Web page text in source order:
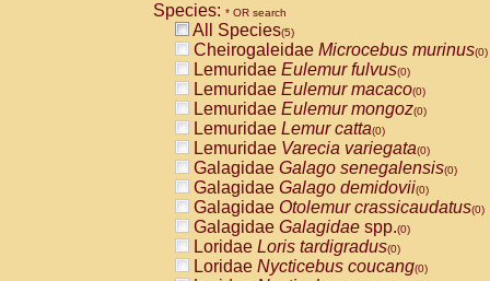
Species: * OR search
All Species(5)
Cheirogaleidae Microcebus murinus(0)
Lemuridae Eulemur fulvus(0)
Lemuridae Eulemur macaco(0)
Lemuridae Eulemur mongoz(0)
Lemuridae Lemur catta(0)
Lemuridae Varecia variegata(0)
Galagidae Galago senegalensis(0)
Galagidae Galago demidovii(0)
Galagidae Otolemur crassicaudatus(0)
Galagidae Galagidae spp.(0)
Loridae Loris tardigradus(0)
Loridae Nycticebus coucang(0)